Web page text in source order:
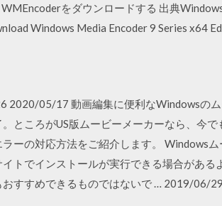
をダウンロードする 出典
Windows Media Encoder 9 Series x64
05/17 動画編集に便利なWindowsの
ところがUS版ムービーメーカーなら、今
ーの対応方法をご紹介します。 Windows
トでインストールが実行できる場合があ
おすすめできるものではないで … 2019/06/29